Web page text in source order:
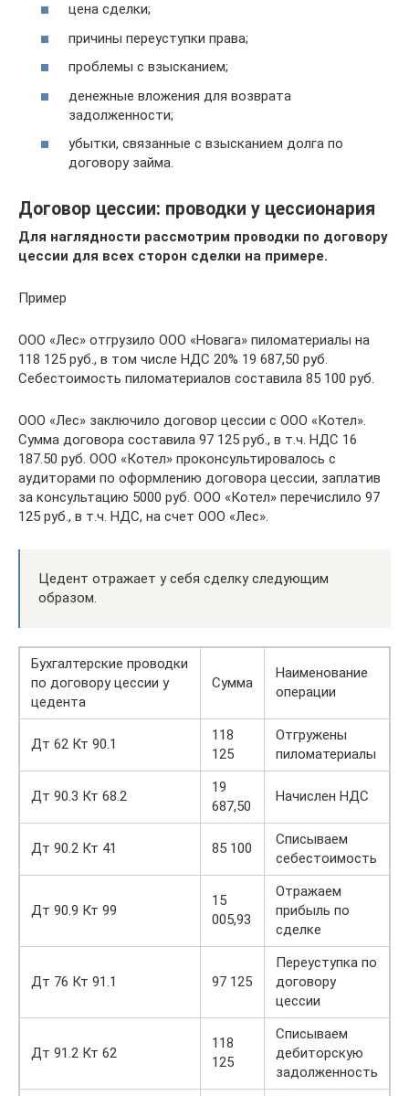
цена сделки;
причины переуступки права;
проблемы с взысканием;
денежные вложения для возврата
задолженности;
убытки, связанные с взысканием долга по
договору займа.
Договор цессии: проводки у цессионария
Для наглядности рассмотрим проводки по договору
цессии для всех сторон сделки на примере.
Пример
ООО «Лес» отгрузило ООО «Новага» пиломатериалы на
118 125 руб., в том числе НДС 20% 19 687,50 руб.
Себестоимость пиломатериалов составила 85 100 руб.
ООО «Лес» заключило договор цессии с ООО «Котел».
Сумма договора составила 97 125 руб., в т.ч. НДС 16
187.50 руб. ООО «Котел» проконсультировалось с
аудиторами по оформлению договора цессии, заплатив
за консультацию 5000 руб. ООО «Котел» перечислило 97
125 руб., в т.ч. НДС, на счет ООО «Лес».
Цедент отражает у себя сделку следующим
образом.
Бухгалтерские проводки
по договору цессии у
цедента
Сумма
Наименование
операции
Дт 62 Кт 90.1
118
125
Отгружены
пиломатериалы
Дт 90.3 Кт 68.2
19
687,50
Начислен НДС
Дт 90.2 Кт 41 85 100
Списываем
себестоимость
Дт 90.9 Кт 99
15
005,93
Отражаем
прибыль по
сделке
Дт 76 Кт 91.1 97 125
Переуступка по
договору
цессии
Дт 91.2 Кт 62
118
125
Списываем
дебиторскую
задолженность